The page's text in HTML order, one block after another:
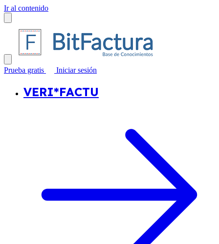
Ir al contenido
Prueba gratis Iniciar sesión
VERI*FACTU